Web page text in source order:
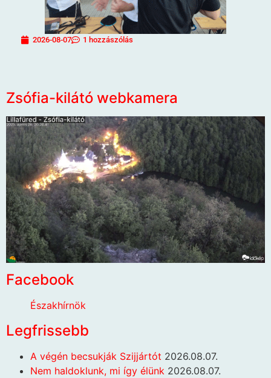
2026-08-07 1 hozzászólás
Zsófia-kilátó webkamera
Facebook
Északhírnök
Legfrissebb
A végén becsukják Szijjártót 2026.08.07.
Nem haldoklunk, mi így élünk 2026.08.07.